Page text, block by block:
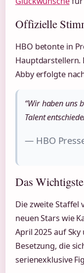
Offizielle
HBO betonte in
Hauptdarstellern.
Abby erfolgte
“Wir haben uns
Talent
— HBO
Das
Die zweite Staffel
neuen Stars wie
April 2025 auf Sky
Besetzung, die
serienexklusive